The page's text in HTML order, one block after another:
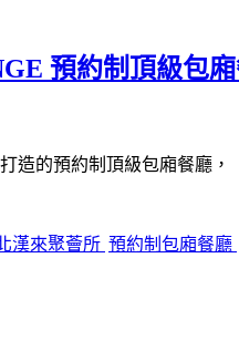
預約制頂級包
造的預約制頂級包廂餐廳，
漢來聚薈所 預約制包廂餐廳